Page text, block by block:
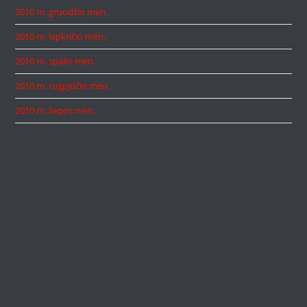
2010 m. gruodžio mėn.
2010 m. lapkričio mėn.
2010 m. spalio mėn.
2010 m. rugpjūčio mėn.
2010 m. liepos mėn.